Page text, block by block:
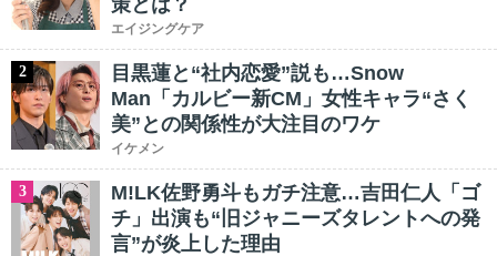
エイジングケア
2
目黒蓮と“社内恋愛”説も…Snow
Man「カルビー新CM」女性キャラ“さく
美”との関係性が大注目のワケ
イケメン
3
M!LK佐野勇斗もガチ注意…吉田仁人「ゴ
チ」出演も“旧ジャニーズタレントへの発
言”が炎上した理由